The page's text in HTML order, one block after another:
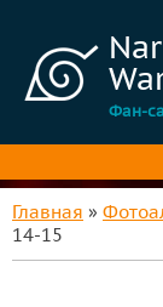
Фан-
Главная »
14-15